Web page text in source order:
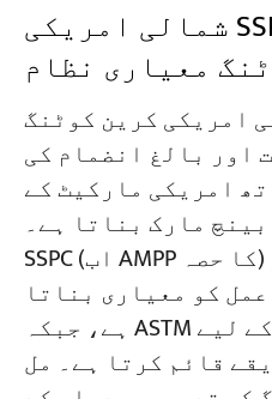
شمالی امریکی SSPC/NACE/ASME
معیاری نظام
امریکی کرین کوٹنگ
اور بالغ انضمام کی
امریکی مارکیٹ کے
مارک بناتا ہے۔
SSPC (اب AMPP کا حصہ) پری ٹریٹمنٹ اور
کو معیاری بناتا
ہے، جبکہ ASTM کوٹنگ کی کارکردگی کے لیے
قائم کرتا ہے۔ مل